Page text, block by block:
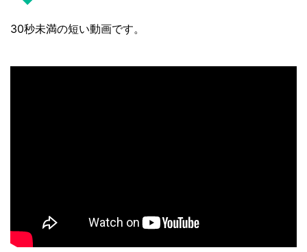
30秒未満の短い動画です。